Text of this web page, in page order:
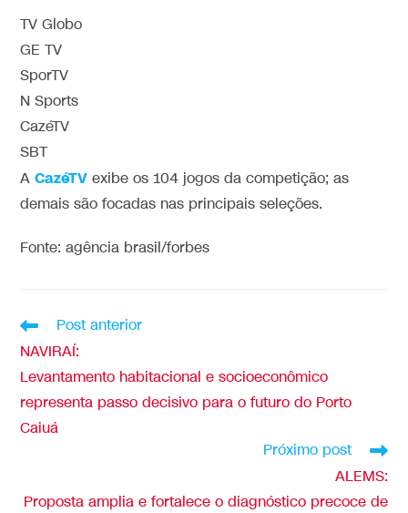
TV Globo
GE TV
SporTV
N Sports
CazéTV
SBT
ACazéTV exibe os 104 jogos da competição; as
demais são focadas nas principais seleções.
Fonte: agência brasil/forbes
Post anterior
NAVIRAÍ:
Levantamento habitacional e socioeconômico
representa passo decisivo para o futuro do Porto
Caiuá
Próximo post
ALEMS:
Proposta amplia e fortalece o diagnóstico precoce de